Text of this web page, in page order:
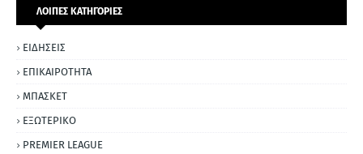
ΛΟΙΠΕΣ ΚΑΤΗΓΟΡΙΕΣ
ΕΙΔΗΣΕΙΣ
ΕΠΙΚΑΙΡΟΤΗΤΑ
ΜΠΑΣΚΕΤ
ΕΞΩΤΕΡΙΚΟ
PREMIER LEAGUE